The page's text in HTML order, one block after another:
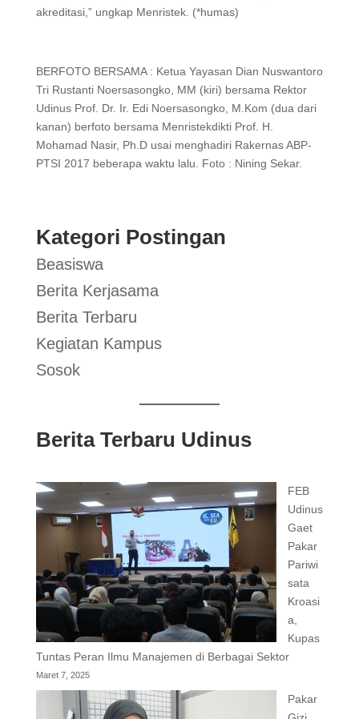
akreditasi,” ungkap Menristek. (*humas)
BERFOTO BERSAMA : Ketua Yayasan Dian Nuswantoro
Tri Rustanti Noersasongko, MM (kiri) bersama Rektor
Udinus Prof. Dr. Ir. Edi Noersasongko, M.Kom (dua dari
kanan) berfoto bersama Menristekdikti Prof. H.
Mohamad Nasir, Ph.D usai menghadiri Rakernas ABP-
PTSI 2017 beberapa waktu lalu. Foto : Nining Sekar.
Kategori Postingan
Beasiswa
Berita Kerjasama
Berita Terbaru
Kegiatan Kampus
Sosok
Berita Terbaru Udinus
FEB
Udinus
Gaet
Pakar
Pariwi
sata
Kroasi
a,
Kupas
Tuntas Peran Ilmu Manajemen di Berbagai Sektor
Maret 7, 2025
Pakar